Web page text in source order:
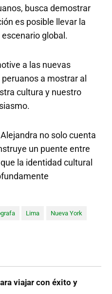
busca demostrar
es posible llevar la
global.
a las nuevas
a mostrar al
cultura y nuestro
no solo cuenta
un puente entre
la identidad cultural
Lima Nueva York
viajar con éxito y